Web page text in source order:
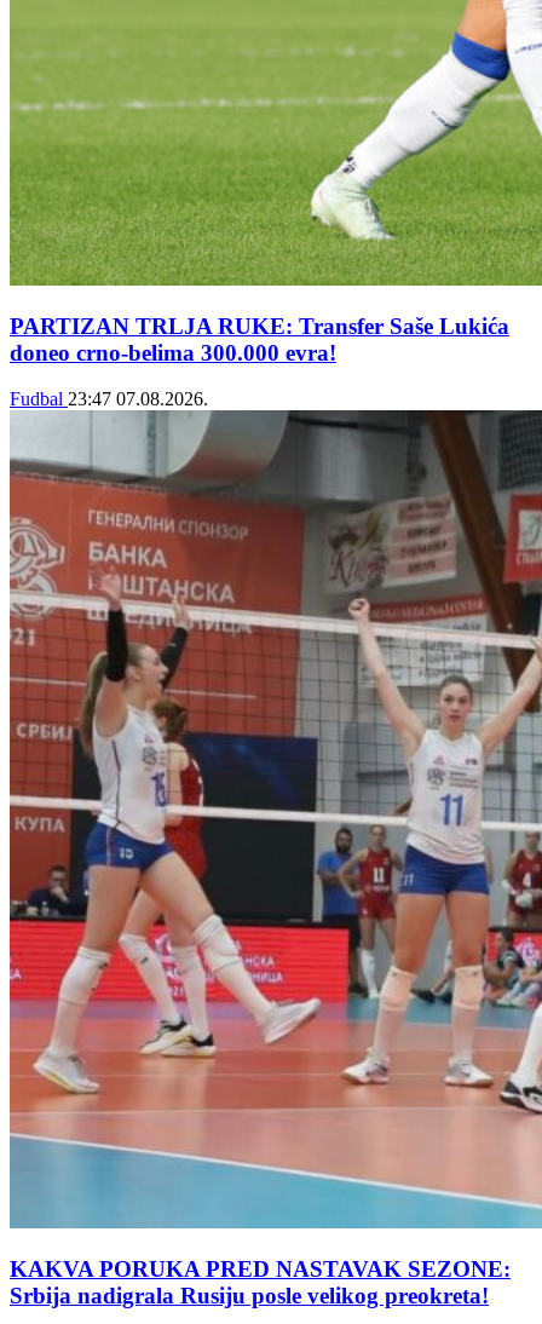
PARTIZAN TRLJA RUKE: Transfer Saše Lukića
doneo crno-belima 300.000 evra!
Fudbal 23:47 07.08.2026.
KAKVA PORUKA PRED NASTAVAK SEZONE:
Srbija nadigrala Rusiju posle velikog preokreta!